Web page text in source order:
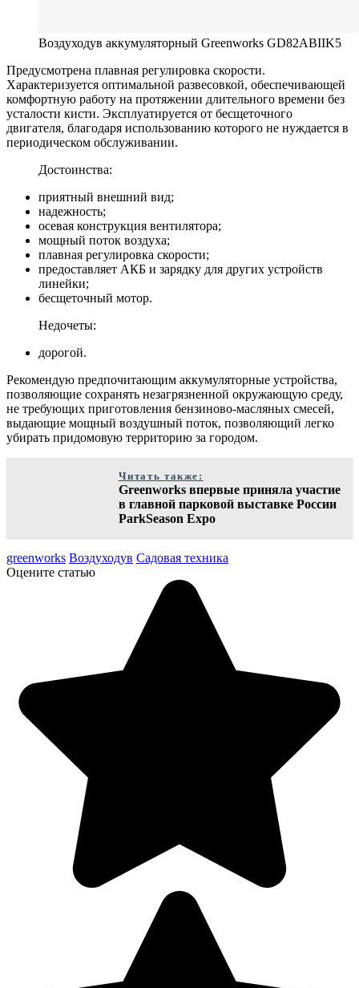
Воздуходув аккумуляторный Greenworks GD82ABIIK5
Предусмотрена плавная регулировка скорости.
Характеризуется оптимальной развесовкой, обеспечивающей
комфортную работу на протяжении длительного времени без
усталости кисти. Эксплуатируется от бесщеточного
двигателя, благодаря использованию которого не нуждается в
периодическом обслуживании.
Достоинства:
приятный внешний вид;
надежность;
осевая конструкция вентилятора;
мощный поток воздуха;
плавная регулировка скорости;
предоставляет АКБ и зарядку для других устройств
линейки;
бесщеточный мотор.
Недочеты:
дорогой.
Рекомендую предпочитающим аккумуляторные устройства,
позволяющие сохранять незагрязненной окружающую среду,
не требующих приготовления бензиново-масляных смесей,
выдающие мощный воздушный поток, позволяющий легко
убирать придомовую территорию за городом.
Читать также:
Greenworks впервые приняла участие
в главной парковой выставке России
ParkSeason Expo
greenworks Воздуходув Садовая техника
Оцените статью